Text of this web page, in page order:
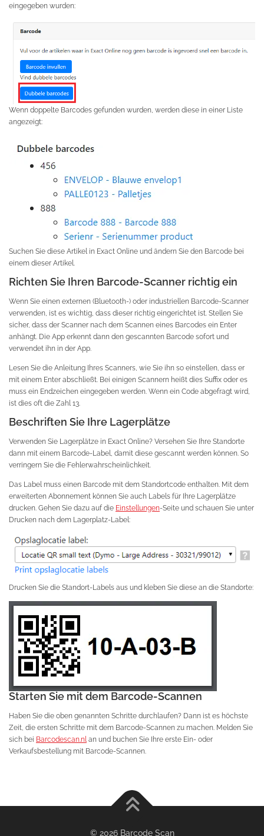
eingegeben wurden:
Wenn doppelte Barcodes gefunden wurden, werden diese in einer Liste
angezeigt:
Suchen Sie diese Artikel in Exact Online und ändern Sie den Barcode bei
einem dieser Artikel.
Richten Sie Ihren Barcode-Scanner richtig ein
Wenn Sie einen externen (Bluetooth-) oder industriellen Barcode-Scanner
verwenden, ist es wichtig, dass dieser richtig eingerichtet ist. Stellen Sie
sicher, dass der Scanner nach dem Scannen eines Barcodes ein Enter
anhängt. Die App erkennt dann den gescannten Barcode sofort und
verwendet ihn in der App.
Lesen Sie die Anleitung Ihres Scanners, wie Sie ihn so einstellen, dass er
mit einem Enter abschließt. Bei einigen Scannern heißt dies Suffix oder es
muss ein Endzeichen eingegeben werden. Wenn ein Code abgefragt wird,
ist dies oft die Zahl 13.
Beschriften Sie Ihre Lagerplätze
Verwenden Sie Lagerplätze in Exact Online? Versehen Sie Ihre Standorte
dann mit einem Barcode-Label, damit diese gescannt werden können. So
verringern Sie die Fehlerwahrscheinlichkeit.
Das Label muss einen Barcode mit dem Standortcode enthalten. Mit dem
erweiterten Abonnement können Sie auch Labels für Ihre Lagerplätze
drucken. Gehen Sie dazu auf die Einstellungen-Seite und schauen Sie unter
Drucken nach dem Lagerplatz-Label:
Drucken Sie die Standort-Labels aus und kleben Sie diese an die Standorte:
Starten Sie mit dem Barcode-Scannen
Haben Sie die oben genannten Schritte durchlaufen? Dann ist es höchste
Zeit, die ersten Schritte mit dem Barcode-Scannen zu machen. Melden Sie
sich bei Barcodescan.nlan und buchen Sie Ihre erste Ein- oder
Verkaufsbestellung mit Barcode-Scannen.
© 2026 Barcode Scan